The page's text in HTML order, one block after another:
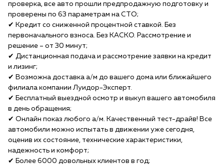
проверка, все авто прошли предпродажную подготовку и
проверены по 63 параметрам на СТО;
✔ Кредит со сниженной процентной ставкой. Без
первоначального взноса. Без КАСКО. Рассмотрение и
решение – от 30 минут;
✔ Дистанционная подача и рассмотрение заявки на кредит
и лизинг;
✔ Возможна доставка а/м до вашего дома или ближайшего
филиала компании Луидор-Эксперт.
✔ Бесплатный выездной осмотр и выкуп вашего автомобиля
в день обращения;
✔ Онлайн показ любого а/м. Качественный тест-драйв! Все
автомобили можно испытать в движении уже сегодня,
оценив их состояние, технические характеристики,
надежность и комфорт;
✔ Более 6000 довольных клиентов в год;